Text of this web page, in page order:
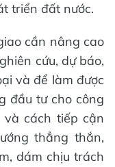
triển đất nước.
cần nâng cao
cứu, dự báo,
và để làm được
đầu tư cho công
cách tiếp cận
thẳng thắn,
dám chịu trách